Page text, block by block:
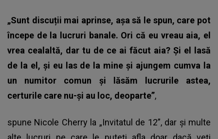
„Sunt discuții mai aprinse, așa să le spun, care pot
începe de la lucruri banale. Ori că eu vreau aia, el
vrea cealaltă, dar tu de ce ai făcut aia? Și el lasă
de la el, și eu las de la mine și ajungem cumva la
un numitor comun și lăsăm lucrurile astea,
certurile care nu-și au loc, deoparte”,
spune Nicole Cherry la „Invitatul de 12”, dar și multe